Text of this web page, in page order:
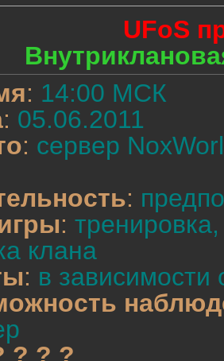
UFoS
: 14:00 МСК
: 05.06.2011
: сервер
:
:
клана
: в зависимости
? ? ?